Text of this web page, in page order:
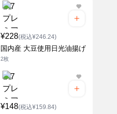
¥228(税込¥246.24)
国内産 大豆使用日光油揚げ
2枚
¥148(税込¥159.84)